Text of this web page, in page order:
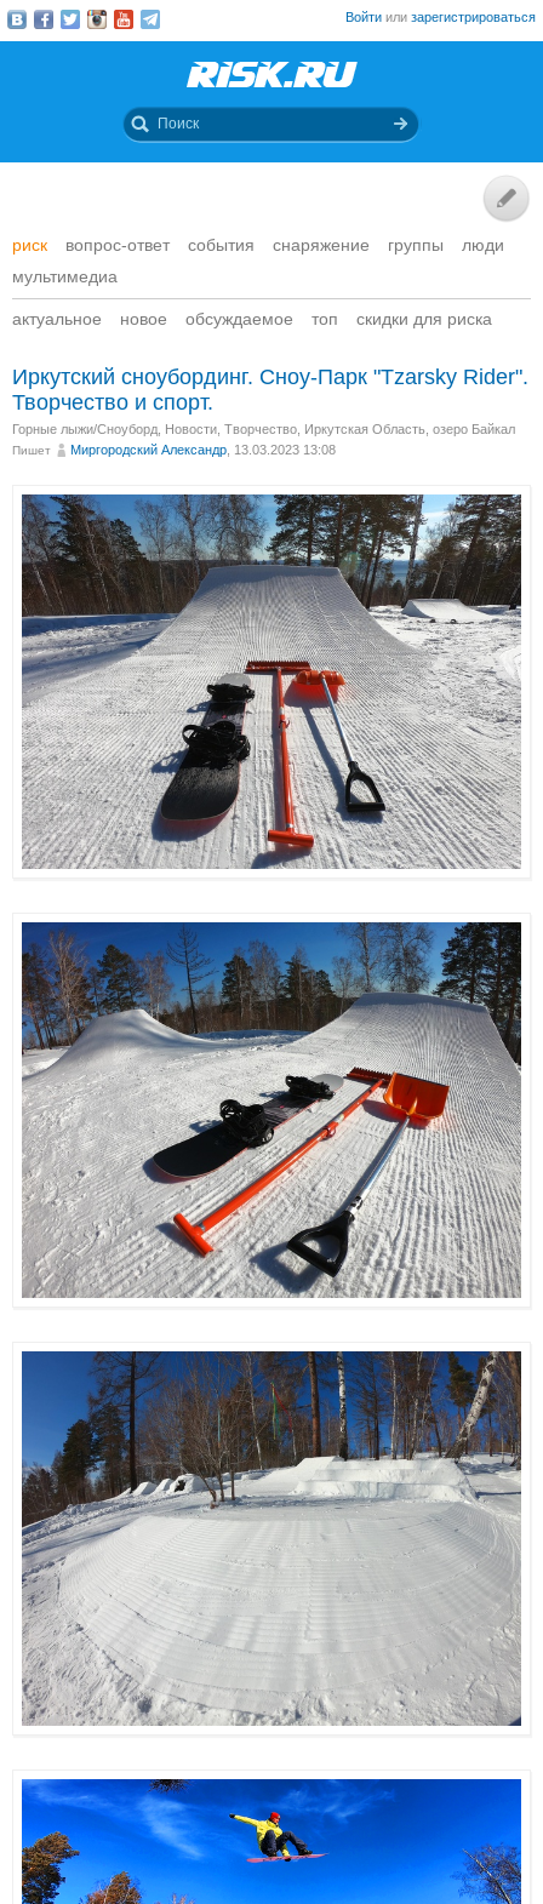
Войти или зарегистрироваться
риск вопрос-ответ события снаряжение группы
люди
мультимедиа
актуальное новое обсуждаемое топ скидки для риска
Иркутский сноубординг. Сноу-Парк "Tzarsky Rider".
Творчество и спорт.
Горные лыжи/Сноуборд Новости Творчество Иркутская Область, озеро Байкал
Пишет Миргородский Александр , 13.03.2023 13:08